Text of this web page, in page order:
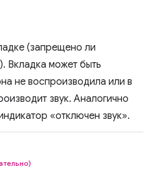
(запрещено ли
Вкладка может быть
не воспроизводила или в
звук. Аналогично
«отключен звук».